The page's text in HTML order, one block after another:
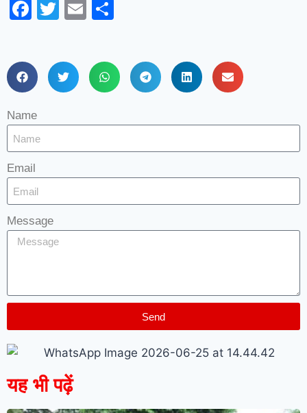
Facebook
TwitterEmail
Name
Email
Message
Send
यह भी पढ़ें